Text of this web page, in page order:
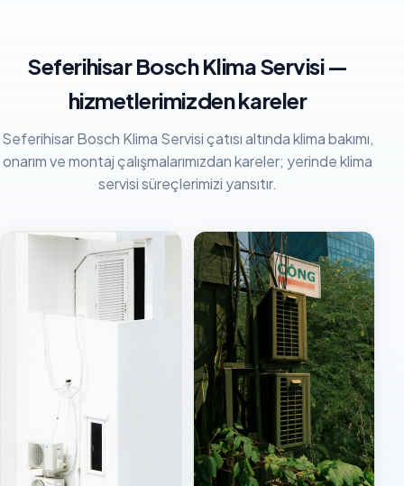
Seferihisar Bosch Klima Servisi —
hizmetlerimizden kareler
Seferihisar Bosch Klima Servisi çatısı altında klima bakımı,
onarım ve montaj çalışmalarımızdan kareler; yerinde klima
servisi süreçlerimizi yansıtır.